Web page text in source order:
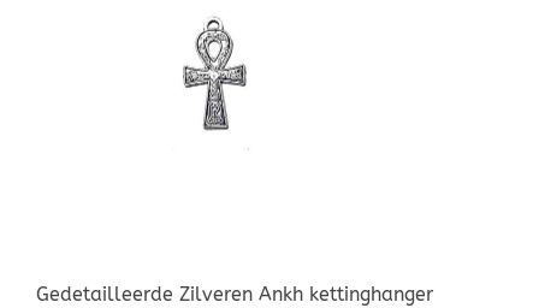
Gedetailleerde Zilveren Ankh kettinghanger